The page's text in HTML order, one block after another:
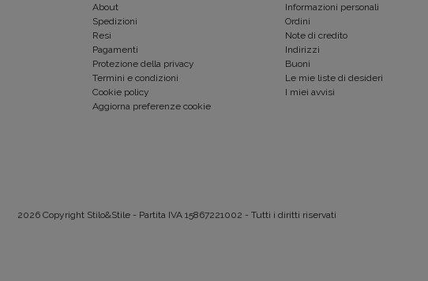
About
Spedizioni
Resi
Pagamenti
Protezione della privacy
Termini e condizioni
Cookie policy
Aggiorna preferenze cookie
Informazioni personali
Ordini
Note di credito
Indirizzi
Buoni
Le mie liste di desideri
I miei avvisi
2026 Copyright Stilo&Stile - Partita IVA 15867221002 - Tutti i diritti riservati